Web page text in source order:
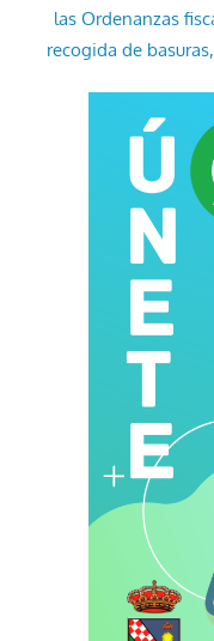
las Ordenanzas
recogida de